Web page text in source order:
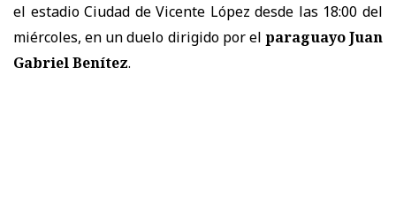
el estadio Ciudad de Vicente López desde las 18:00 del
miércoles, en un duelo dirigido por el paraguayo Juan
Gabriel Benítez.